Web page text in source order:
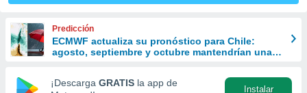
forma
digital
Predicción
ECMWF actualiza su pronóstico para Chile:
agosto, septiembre y octubre mantendrían una
¡Descarga GRATIS la app de
Instalar